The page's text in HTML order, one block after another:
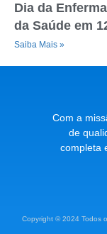
Dia da
da Saúde em
Saiba Mais »
Com a
de
completa
Copyright © 2024 Todos